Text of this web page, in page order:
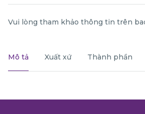
Vui lòng tham khảo thông tin trên
Mô tả Xuất xứ Thành phần